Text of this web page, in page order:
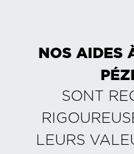
NOS AIDES
SONT
LEURS